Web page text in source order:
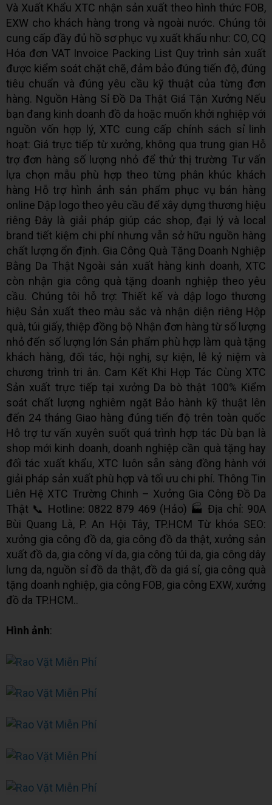
Và Xuất Khẩu XTC nhận sản xuất theo hình thức FOB,
EXW cho khách hàng trong và ngoài nước. Chúng tôi
cung cấp đầy đủ hồ sơ phục vụ xuất khẩu như: CO, CQ
Hóa đơn VAT Invoice Packing List Quy trình sản xuất
được kiểm soát chặt chẽ, đảm bảo đúng tiến độ, đúng
tiêu chuẩn và đúng yêu cầu kỹ thuật của từng đơn
hàng. Nguồn Hàng Sỉ Đồ Da Thật Giá Tận Xưởng Nếu
bạn đang kinh doanh đồ da hoặc muốn khởi nghiệp với
nguồn vốn hợp lý, XTC cung cấp chính sách sỉ linh
hoạt: Giá trực tiếp từ xưởng, không qua trung gian Hỗ
trợ đơn hàng số lượng nhỏ để thử thị trường Tư vấn
lựa chọn mẫu phù hợp theo từng phân khúc khách
hàng Hỗ trợ hình ảnh sản phẩm phục vụ bán hàng
online Dập logo theo yêu cầu để xây dựng thương hiệu
riêng Đây là giải pháp giúp các shop, đại lý và local
brand tiết kiệm chi phí nhưng vẫn sở hữu nguồn hàng
chất lượng ổn định. Gia Công Quà Tặng Doanh Nghiệp
Bằng Da Thật Ngoài sản xuất hàng kinh doanh, XTC
còn nhận gia công quà tặng doanh nghiệp theo yêu
cầu. Chúng tôi hỗ trợ: Thiết kế và dập logo thương
hiệu Sản xuất theo màu sắc và nhận diện riêng Hộp
quà, túi giấy, thiệp đồng bộ Nhận đơn hàng từ số lượng
nhỏ đến số lượng lớn Sản phẩm phù hợp làm quà tặng
khách hàng, đối tác, hội nghị, sự kiện, lễ kỷ niệm và
chương trình tri ân. Cam Kết Khi Hợp Tác Cùng XTC
Sản xuất trực tiếp tại xưởng Da bò thật 100% Kiểm
soát chất lượng nghiêm ngặt Bảo hành kỹ thuật lên
đến 24 tháng Giao hàng đúng tiến độ trên toàn quốc
Hỗ trợ tư vấn xuyên suốt quá trình hợp tác Dù bạn là
shop mới kinh doanh, doanh nghiệp cần quà tặng hay
đối tác xuất khẩu, XTC luôn sẵn sàng đồng hành với
giải pháp sản xuất phù hợp và tối ưu chi phí. Thông Tin
Liên Hệ XTC Trường Chinh – Xưởng Gia Công Đồ Da
Thật 📞 Hotline: 0822 879 469 (Hảo) 🏭 Địa chỉ: 90A
Bùi Quang Là, P. An Hội Tây, TP.HCM Từ khóa SEO:
xưởng gia công đồ da, gia công đồ da thật, xưởng sản
xuất đồ da, gia công ví da, gia công túi da, gia công dây
lưng da, nguồn sỉ đồ da thật, đồ da giá sỉ, gia công quà
tặng doanh nghiệp, gia công FOB, gia công EXW, xưởng
đồ da TP.HCM..
Hình ảnh: